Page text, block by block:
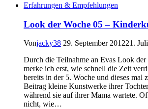
Erfahrungen & Empfehlungen
Look der Woche 05 –
Vonjacky38 29. September 201221.
Durch die Teilnahme an Evas Look
merke ich erst, wie schnell die Zeit
bereits in der 5. Woche und dieses mal
Beitrag kleine Kunstwerke ihrer
während sie auf ihrer Mama wartete.
nicht, wie…